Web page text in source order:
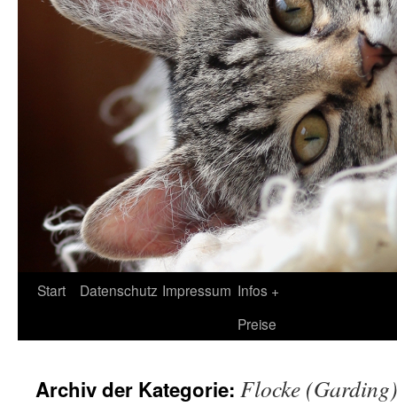
Zum
Start Datenschutz Impressum Infos +
Preise
Archiv der Kategorie: Flocke (Garding)